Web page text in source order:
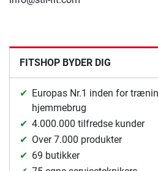
FITSHOP BYDER DIG
Europas Nr.1 inden for
hjemmebrug
4.000.000 tilfredse kunder
Over 7.000 produkter
69 butikker